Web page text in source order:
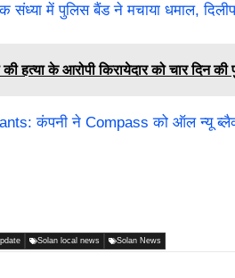
में पुलिस बैंड ने मचाया धमाल, दिलीप
हत्या के आरोपी किरायेदार को चार दिन की
कंपनी ने Compass को ऑल न्यू
Solan local news Solan News